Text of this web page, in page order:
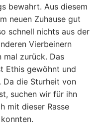
bewahrt. Aus diesem
neuen Zuhause gut
schnell nichts aus der
Vierbeinern
zurück. Das
Ethis gewöhnt und
Da die Sturheit von
suchen wir für ihn
mit dieser Rasse